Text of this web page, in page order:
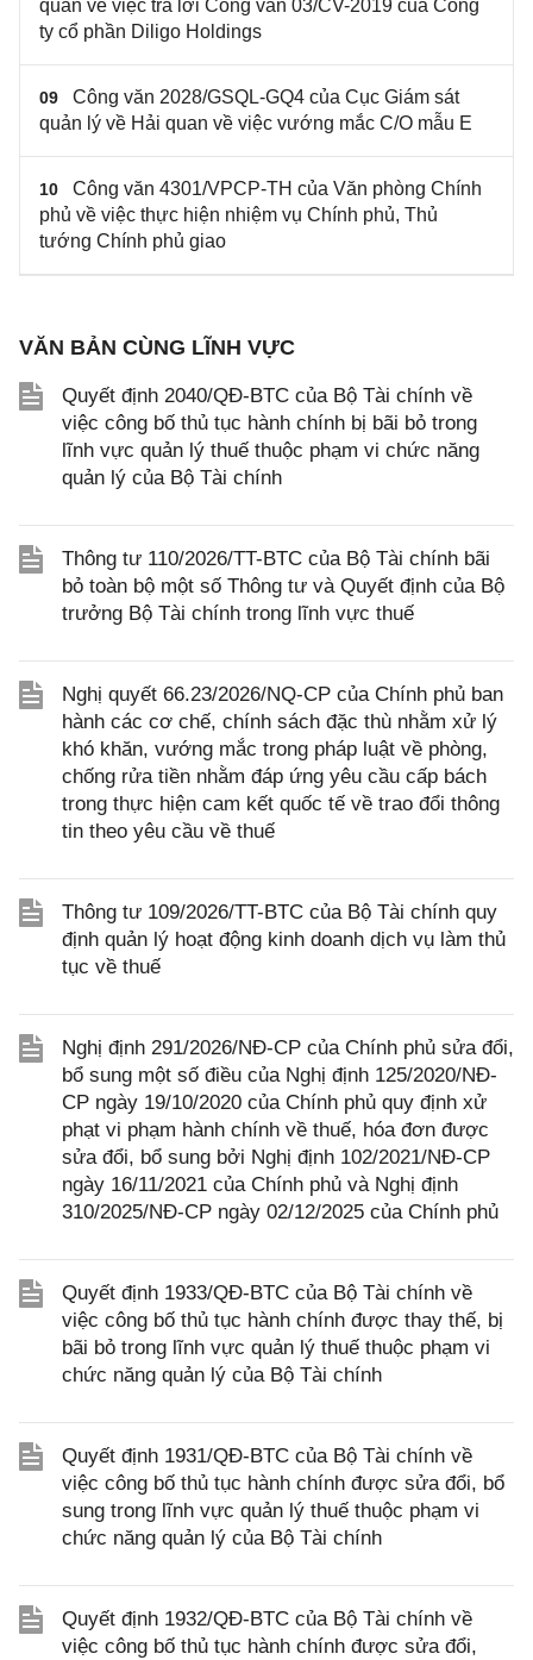
quan về việc trả lời Công văn 03/CV-2019 của Công
ty cổ phần Diligo Holdings
09
Công văn 2028/GSQL-GQ4 của Cục Giám sát
quản lý về Hải quan về việc vướng mắc C/O mẫu E
10
Công văn 4301/VPCP-TH của Văn phòng Chính
phủ về việc thực hiện nhiệm vụ Chính phủ, Thủ
tướng Chính phủ giao
VĂN BẢN CÙNG LĨNH VỰC
Quyết định 2040/QĐ-BTC của Bộ Tài chính về
việc công bố thủ tục hành chính bị bãi bỏ trong
lĩnh vực quản lý thuế thuộc phạm vi chức năng
quản lý của Bộ Tài chính
Thông tư 110/2026/TT-BTC của Bộ Tài chính bãi
bỏ toàn bộ một số Thông tư và Quyết định của Bộ
trưởng Bộ Tài chính trong lĩnh vực thuế
Nghị quyết 66.23/2026/NQ-CP của Chính phủ ban
hành các cơ chế, chính sách đặc thù nhằm xử lý
khó khăn, vướng mắc trong pháp luật về phòng,
chống rửa tiền nhằm đáp ứng yêu cầu cấp bách
trong thực hiện cam kết quốc tế về trao đổi thông
tin theo yêu cầu về thuế
Thông tư 109/2026/TT-BTC của Bộ Tài chính quy
định quản lý hoạt động kinh doanh dịch vụ làm thủ
tục về thuế
Nghị định 291/2026/NĐ-CP của Chính phủ sửa đổi,
bổ sung một số điều của Nghị định 125/2020/NĐ-
CP ngày 19/10/2020 của Chính phủ quy định xử
phạt vi phạm hành chính về thuế, hóa đơn được
sửa đổi, bổ sung bởi Nghị định 102/2021/NĐ-CP
ngày 16/11/2021 của Chính phủ và Nghị định
310/2025/NĐ-CP ngày 02/12/2025 của Chính phủ
Quyết định 1933/QĐ-BTC của Bộ Tài chính về
việc công bố thủ tục hành chính được thay thế, bị
bãi bỏ trong lĩnh vực quản lý thuế thuộc phạm vi
chức năng quản lý của Bộ Tài chính
Quyết định 1931/QĐ-BTC của Bộ Tài chính về
việc công bố thủ tục hành chính được sửa đổi, bổ
sung trong lĩnh vực quản lý thuế thuộc phạm vi
chức năng quản lý của Bộ Tài chính
Quyết định 1932/QĐ-BTC của Bộ Tài chính về
việc công bố thủ tục hành chính được sửa đổi,